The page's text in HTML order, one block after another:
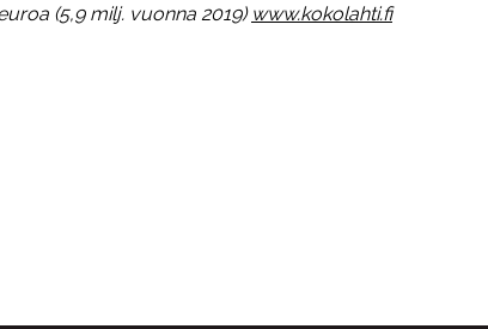
(5,9 milj. vuonna 2019) www.kokolahti.fi